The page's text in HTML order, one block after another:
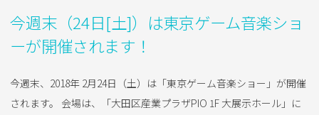
今週末（24日[土]）は東京ゲーム音楽ショ
ーが開催されます！
今週末、2018年 2月24日（土）は「東京ゲーム音楽ショー」が開催
されます。 会場は、「大田区産業プラザPIO 1F 大展示ホール」に